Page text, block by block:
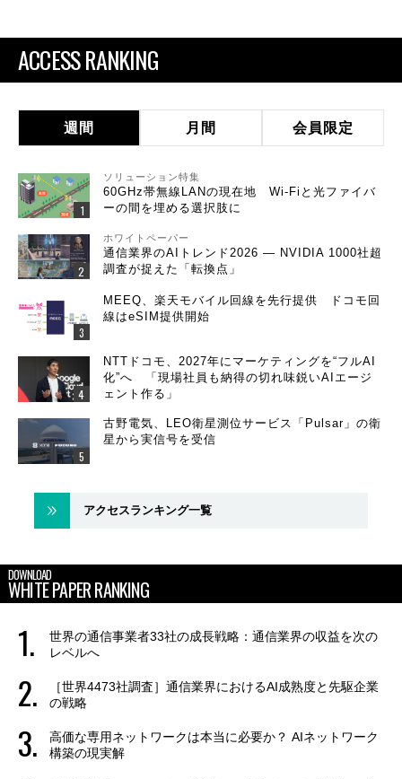
ACCESS RANKING
週間 月間 会員限定
ソリューション特集
60GHz帯無線LANの現在地 Wi-Fiと光ファイバ
ーの間を埋める選択肢に
ホワイトペーパー
通信業界のAIトレンド2026 ― NVIDIA 1000社超
調査が捉えた「転換点」
MEEQ、楽天モバイル回線を先行提供 ドコモ回
線はeSIM提供開始
NTTドコモ、2027年にマーケティングを“フルAI
化”へ 「現場社員も納得の切れ味鋭いAIエージ
ェント作る」
古野電気、LEO衛星測位サービス「Pulsar」の衛
星から実信号を受信
アクセスランキング一覧
DOWNLOAD
WHITE PAPER RANKING
世界の通信事業者33社の成長戦略：通信業界の収益を次の
レベルへ
［世界4473社調査］通信業界におけるAI成熟度と先駆企業
の戦略
高価な専用ネットワークは本当に必要か？ AIネットワーク
構築の現実解